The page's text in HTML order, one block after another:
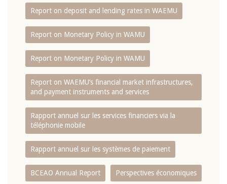
Report on deposit and lending rates in WAEMU
Report on Monetary Policy in WAMU
Report on Monetary Policy in WAMU
Report on WAEMU’s financial market infrastructures,
and payment instruments and services
Rapport annuel sur les services financiers via la
téléphonie mobile
Rapport annuel sur les systèmes de paiement
BCEAO Annual Report Perspectives économiques